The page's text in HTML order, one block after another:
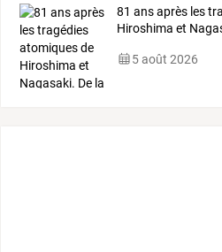
81 ansaprèsles
Hiroshima et
5 août 2026